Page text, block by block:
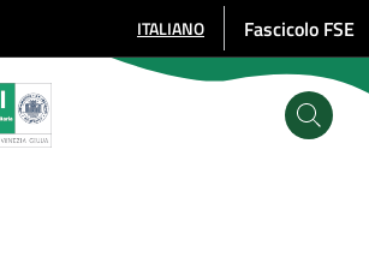
SELEZIONE LINGUA: LINGUA
ITALIANO Fascicolo FSE